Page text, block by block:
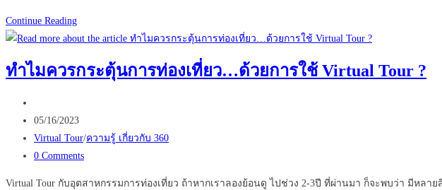
Continue ReadingGoogle
Street
ให้
ประสบการณ์
ก่อน
การ
เข้า
ทำไมควรกระตุ้นการท่องเที่ยว…ด้วยการใช้ Virtual Tour ?
author:
Post
published:
05/16/2023
Post
category:
Virtual Tour/ความรู้ เกี่ยวกับ 360
Post
0 Comments
Virtual Tour กับอุตสาหกรรมการท่องเที่ยว ถ้าหากเราลองย้อนดู ไปช่วง 2-3ปี ที่ผ่านมา ก็จะพบว่า มีหล